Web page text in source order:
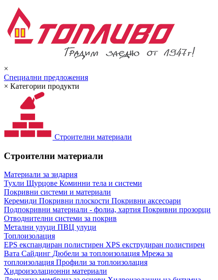
×
Специални предложения
× Категории продукти
Строителни материали
Строителни материали
Материали за зидария
Тухли Щурцове Коминни тела и системи
Покривни системи и материали
Керемиди Покривни плоскости Покривни аксесоари
Подпокривни материали - фолиа, хартия Покривни прозорци
Отводнителни системи за покрив
Метални улуци ПВЦ улуци
Топлоизолация
EPS експандиран полистирен XPS екструдиран полистирен
Вата Сайдинг Дюбели за топлоизолация Мрежа за
топлоизолация Профили за топлоизолация
Хидроизолационни материали